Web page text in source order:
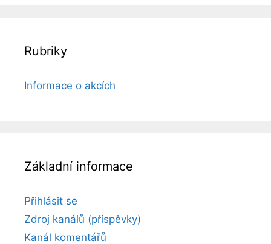
Rubriky
Informace o akcích
Základní informace
Přihlásit se
Zdroj kanálů (příspěvky)
Kanál komentářů